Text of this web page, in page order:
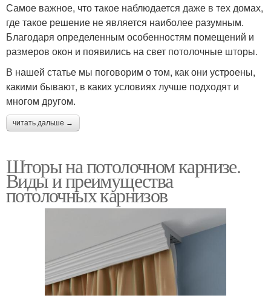
Самое важное, что такое наблюдается даже в тех домах,
где такое решение не является наиболее разумным.
Благодаря определенным особенностям помещений и
размеров окон и появились на свет потолочные шторы.
В нашей статье мы поговорим о том, как они устроены,
какими бывают, в каких условиях лучше подходят и
многом другом.
читать дальше →
Шторы на потолочном карнизе.
Виды и преимущества
потолочных карнизов